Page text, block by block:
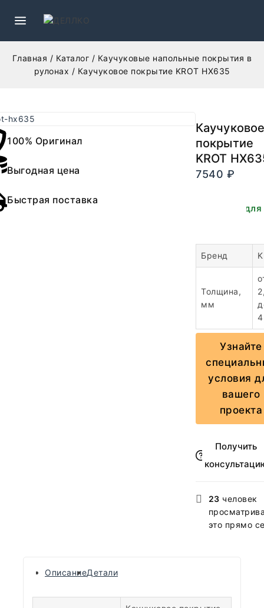
Главная / Каталог / Каучуковые напольные покрытия в
рулонах / Каучуковое покрытие KROT HX635
100% Оригинал
Выгодная цена
Быстрая поставка
Каучуковое
покрытие
KROT
7540 ₽
Доступно для
Бренд
Толщина,
мм
Узнайте
условия
вашего
проекта
Получить
23 человек
это прямо
ОписаниеДетали